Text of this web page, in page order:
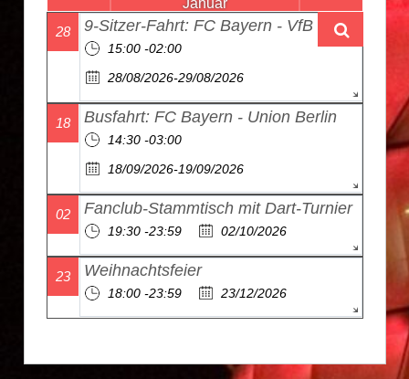
Januar
28 9-Sitzer-Fahrt: FC Bayern - VfB Stuttgart
15:00 -02:00
28/08/2026-29/08/2026
18 Busfahrt: FC Bayern - Union Berlin
14:30 -03:00
18/09/2026-19/09/2026
02 Fanclub-Stammtisch mit Dart-Turnier
19:30 -23:59 02/10/2026
23 Weihnachtsfeier
18:00 -23:59 23/12/2026